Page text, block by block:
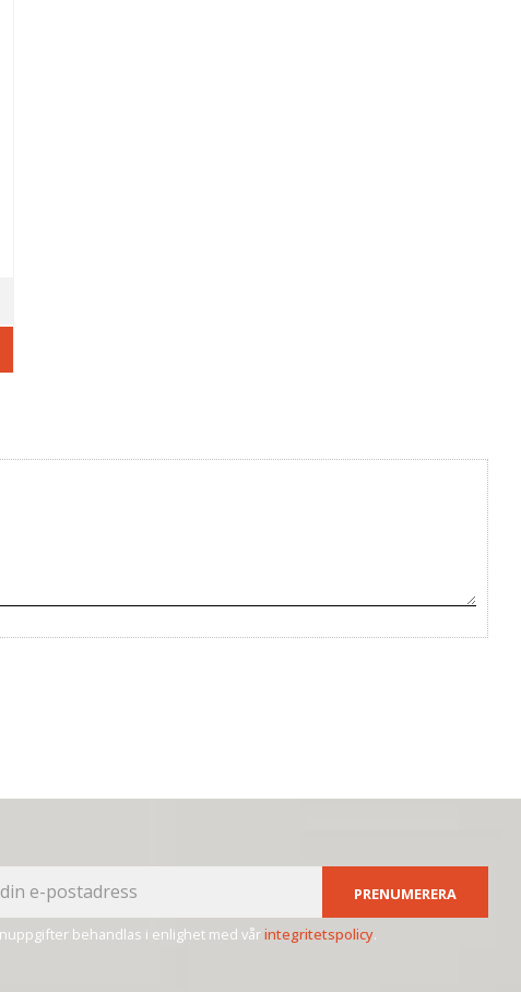
till i favoriter
PRENUMERERA
behandlas i enlighet med vårintegritetspolicy.